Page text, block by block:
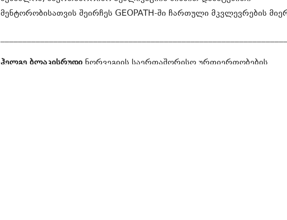
მენტორობისათვის შეირჩეს GEOPATH-ში ჩართული მკვლევრების
ჰელგე ბლაკისრუდი ნორვეგიის საერთაშორისო ურთიერთობების